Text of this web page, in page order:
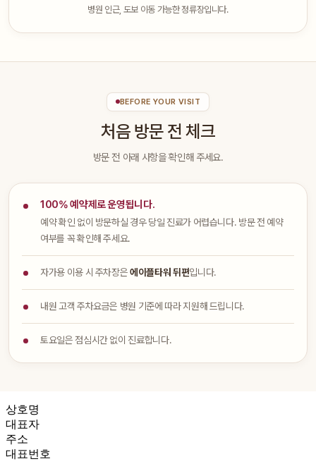
병원 인근, 도보 이동 가능한 정류장입니다.
BEFORE YOUR VISIT
처음 방문 전 체크
방문 전 아래 사항을 확인해 주세요.
100% 예약제로 운영됩니다.
예약 확인 없이 방문하실 경우 당일 진료가 어렵습니다. 방문 전 예약
여부를 꼭 확인해 주세요.
자가용 이용 시 주차장은에이플타워 뒤편입니다.
내원 고객 주차요금은 병원 기준에 따라 지원해 드립니다.
토요일은 점심시간 없이 진료합니다.
상호명
대표자
주소
대표번호